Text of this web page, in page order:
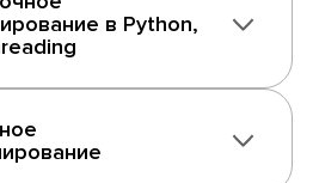
в Python,